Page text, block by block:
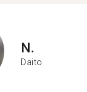
N.
Daito